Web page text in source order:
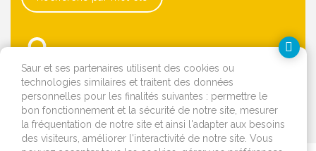
OK
Saur et ses partenaires utilisent des cookies ou
technologies similaires et traitent des données
personnelles pour les finalités suivantes : permettre le
bon fonctionnement et la sécurité de notre site, mesurer
la fréquentation de notre site et ainsi l'adapter aux besoins
des visiteurs, améliorer l'interactivité de notre site. Vous